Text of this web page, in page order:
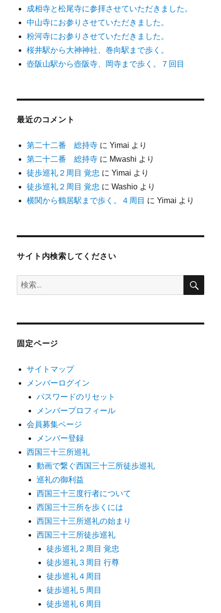
成相寺と松尾寺に参拝させていただきました。
中山寺にお参りさせていただきました。
粉河寺にお参りさせていただきました。
桜井駅から大神神社、巻向駅まで歩く。
壺阪山駅から壺阪寺、岡寺まで歩く。７回目
最近のコメント
第二十二番 総持寺 にYimai より
第二十二番 総持寺 に Mwashi より
徒歩巡礼２周目 覚忠 にYimai より
徒歩巡礼２周目 覚忠 にWashio より
横関から鶴居駅まで歩く。４周目 にYimai より
サイト内検索してください
検
索:
検
固定ページ
サイトマップ
メンバーログイン
パスワードのリセット
メンバープロフィール
会員募集ページ
メンバー登録
西国三十三所巡礼
動画で繋ぐ西国三十三所徒歩巡礼
巡礼の御利益
西国三十三度行者について
西国三十三所を歩くには
西国三十三所巡礼の始まり
西国三十三所徒歩巡礼
徒歩巡礼２周目 覚忠
徒歩巡礼３周目 行尊
徒歩巡礼４周目
徒歩巡礼５周目
徒歩巡礼６周目